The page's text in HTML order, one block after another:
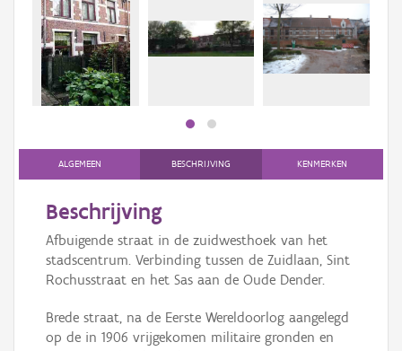
Gebeurtenis
Persoon of collectief
Downloads
AanmeldenALGEMEEN BESCHRIJVING KENMERKEN
Beschrijving
Afbuigende straat in de zuidwesthoek van het
stadscentrum. Verbinding tussen de Zuidlaan, Sint
Rochusstraat en het Sas aan de Oude Dender.
Brede straat, na de Eerste Wereldoorlog aangelegd
op de in 1906 vrijgekomen militaire gronden en